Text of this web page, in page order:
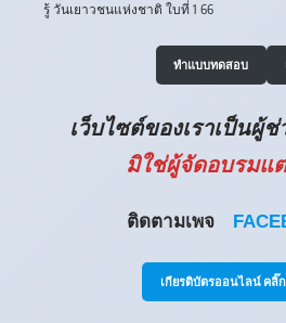
รู้ วันเยาวชนแห่งชาติ ใบที่ 1 66
ทำแบบทดสอบ
เว็บไซต์ของเราเป็นผู้
มิใช่ผู้จัดอบรมแ
ติดตามเพจ
เกียรติบัตรออนไลน์ คลิ๊